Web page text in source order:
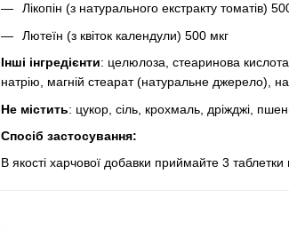
Лікопін (з натурального екстракту томатів)
Лютеїн (з квіток календули) 500 мкг
Інші інгредієнти: целюлоза, стеаринова
натрію, магній стеарат (натуральне джерело),
Не містить: цукор, сіль, крохмаль, дріжджі,
Спосіб застосування:
В якості харчової добавки приймайте 3